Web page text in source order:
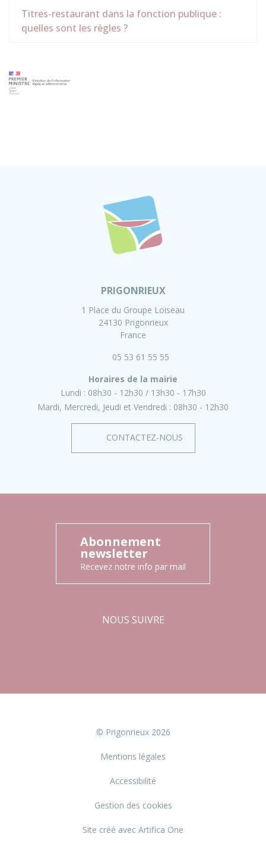
Titres-restaurant dans la fonction publique :
quelles sont les règles ?
PRIGONRIEUX
1 Place du Groupe Loiseau
24130 Prigonrieux
France
05 53 61 55 55
Horaires de la mairie
Lundi : 08h30 - 12h30
13h30 - 17h30
Mardi, Mercredi, Jeudi et Vendredi : 08h30 - 12h30
CONTACTEZ-NOUS
Abonnement
newsletter
Recevez notre info par mail
NOUS SUIVRE
© Prigonrieux 2026
Mentions légales
Accessibilité
Gestion des cookies
Site créé avec Artifica One